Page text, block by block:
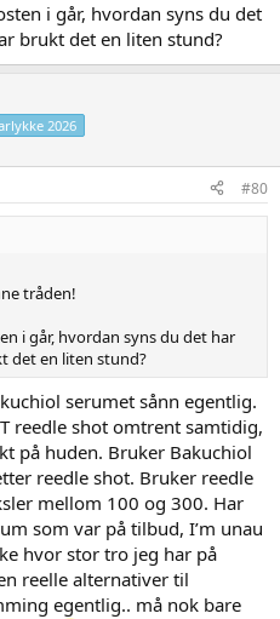
i går, hvordan syns du det
brukt det en liten stund?
2026
#80
tråden!
i går, hvordan syns du det har
det en liten stund?
serumet sånn egentlig.
reedle shot omtrent samtidig,
på huden. Bruker Bakuchiol
reedle shot. Bruker reedle
mellom 100 og 300. Har
som var på tilbud, I’m unau
hvor stor tro jeg har på
reelle alternativer til
egentlig.. må nok bare